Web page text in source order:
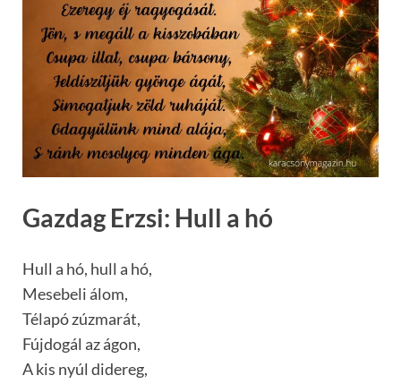
Gazdag Erzsi: Hull a hó
Hull a hó, hull a hó,
Mesebeli álom,
Télapó zúzmarát,
Fújdogál az ágon,
A kis nyúl didereg,